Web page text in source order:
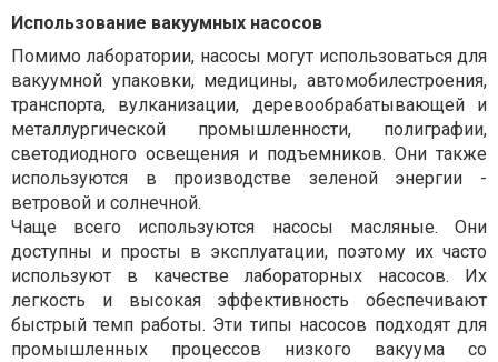
Использование вакуумных насосов
Помимо лаборатории, насосы могут использоваться для
вакуумной упаковки, медицины, автомобилестроения,
транспорта, вулканизации, деревообрабатывающей и
металлургической промышленности, полиграфии,
светодиодного освещения и подъемников. Они также
используются в производстве зеленой энергии -
ветровой и солнечной.
Чаще всего используются насосы масляные. Они
доступны и просты в эксплуатации, поэтому их часто
используют в качестве лабораторных насосов. Их
легкость и высокая эффективность обеспечивают
быстрый темп работы. Эти типы насосов подходят для
промышленных процессов низкого вакуума со